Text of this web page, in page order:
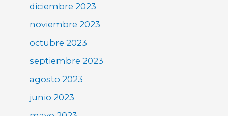
diciembre 2023
noviembre 2023
octubre 2023
septiembre 2023
agosto 2023
junio 2023